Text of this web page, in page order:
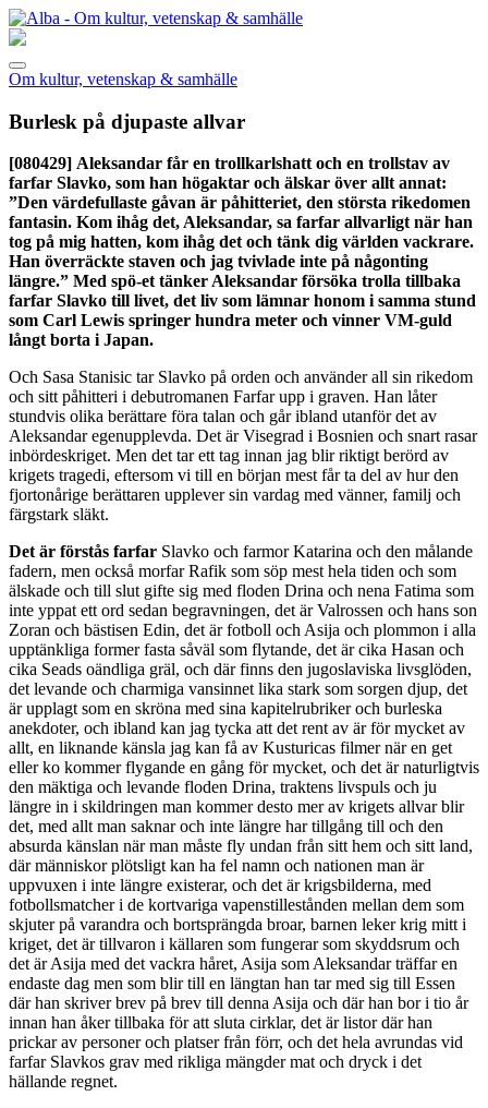
Om kultur, vetenskap & samhälle
Burlesk på djupaste allvar
[080429] Aleksandar får en trollkarlshatt och en trollstav av
farfar Slavko, som han högaktar och älskar över allt annat:
”Den värdefullaste gåvan är påhitteriet, den största rikedomen
fantasin. Kom ihåg det, Aleksandar, sa farfar allvarligt när han
tog på mig hatten, kom ihåg det och tänk dig världen vackrare.
Han överräckte staven och jag tvivlade inte på någonting
längre.” Med spö-et tänker Aleksandar försöka trolla tillbaka
farfar Slavko till livet, det liv som lämnar honom i samma stund
som Carl Lewis springer hundra meter och vinner VM-guld
långt borta i Japan.
Och Sasa Stanisic tar Slavko på orden och använder all sin rikedom
och sitt påhitteri i debutromanen Farfar upp i graven. Han låter
stundvis olika berättare föra talan och går ibland utanför det av
Aleksandar egenupplevda. Det är Visegrad i Bosnien och snart rasar
inbördeskriget. Men det tar ett tag innan jag blir riktigt berörd av
krigets tragedi, eftersom vi till en början mest får ta del av hur den
fjortonårige berättaren upplever sin vardag med vänner, familj och
färgstark släkt.
Det är förstås farfar Slavko och farmor Katarina och den målande
fadern, men också morfar Rafik som söp mest hela tiden och som
älskade och till slut gifte sig med floden Drina och nena Fatima som
inte yppat ett ord sedan begravningen, det är Valrossen och hans son
Zoran och bästisen Edin, det är fotboll och Asija och plommon i alla
upptänkliga former fasta såväl som flytande, det är cika Hasan och
cika Seads oändliga gräl, och där finns den jugoslaviska livsglöden,
det levande och charmiga vansinnet lika stark som sorgen djup, det
är upplagt som en skröna med sina kapitelrubriker och burleska
anekdoter, och ibland kan jag tycka att det rent av är för mycket av
allt, en liknande känsla jag kan få av Kusturicas filmer när en get
eller ko kommer flygande en gång för mycket, och det är naturligtvis
den mäktiga och levande floden Drina, traktens livspuls och ju
längre in i skildringen man kommer desto mer av krigets allvar blir
det, med allt man saknar och inte längre har tillgång till och den
absurda känslan när man måste fly undan från sitt hem och sitt land,
där människor plötsligt kan ha fel namn och nationen man är
uppvuxen i inte längre existerar, och det är krigsbilderna, med
fotbollsmatcher i de kortvariga vapenstillestånden mellan dem som
skjuter på varandra och bortsprängda broar, barnen leker krig mitt i
kriget, det är tillvaron i källaren som fungerar som skyddsrum och
det är Asija med det vackra håret, Asija som Aleksandar träffar en
endaste dag men som blir till en längtan han tar med sig till Essen
där han skriver brev på brev till denna Asija och där han bor i tio år
innan han åker tillbaka för att sluta cirklar, det är listor där han
prickar av personer och platser från förr, och det hela avrundas vid
farfar Slavkos grav med rikliga mängder mat och dryck i det
hällande regnet.